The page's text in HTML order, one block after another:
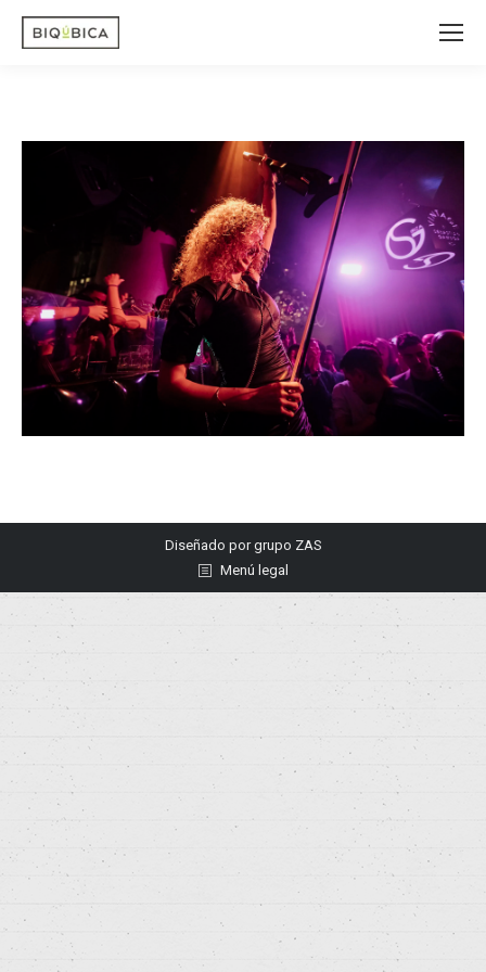
Diseñado porgrupo ZAS
Menú legal